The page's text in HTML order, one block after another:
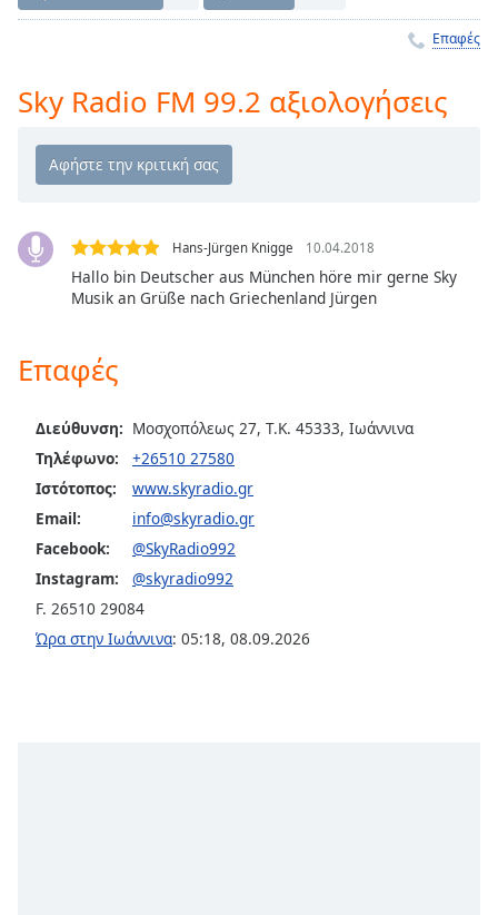
Chapters
Chapters
descriptions
selected
subtitles
opens
subtitles
settings
dialog
subtitles
off,
selected
Track
Επαφές
Sky Radio FM 99.2 αξιολογήσεις
Hans-Jürgen Knigge 10.04.2018
Hallo bin Deutscher aus München höre mir gerne Sky
Musik an Grüße nach Griechenland Jürgen
Επαφές
Διεύθυνση: Μοσχοπόλεως 27, T.K. 45333, Ιωάννινα
Τηλέφωνο:
+26510 27580
Ιστότοπος:
www.skyradio.gr
Email:
info@skyradio.gr
Facebook:
@SkyRadio992
Instagram:
@skyradio992
F. 26510 29084
Ώρα στην Ιωάννινα: 05:18, 08.09.2026